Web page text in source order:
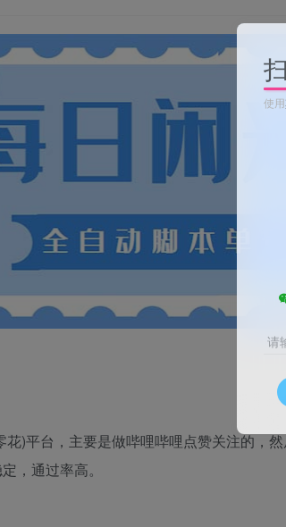
花)平台，主要是做哔哩哔哩点赞关注的，
，通过率高。
使用
请